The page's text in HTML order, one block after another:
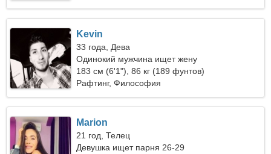
Kevin
33 года, Дева
Одинокий мужчина ищет жену
183 см (6'1"), 86 кг (189 фунтов)
Рафтинг, Философия
Marion
21 год, Телец
Девушка ищет парня 26-29